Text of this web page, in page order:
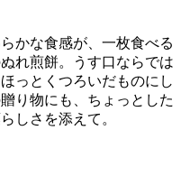
かな食感が、一枚食べる
れ煎餅。うす口ならでは
っとくつろいだものにし
り物にも、ちょっとした
しさを添えて。